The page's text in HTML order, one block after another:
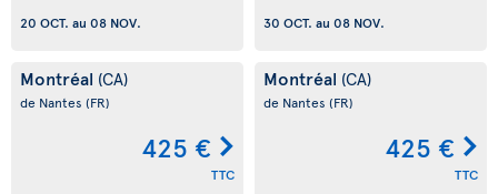
20 OCT. au 08 NOV.
30 OCT. au 08 NOV.
Montréal (CA)
de Nantes (FR)
425 €
TTC
Montréal (CA)
de Nantes (FR)
425 €
TTC